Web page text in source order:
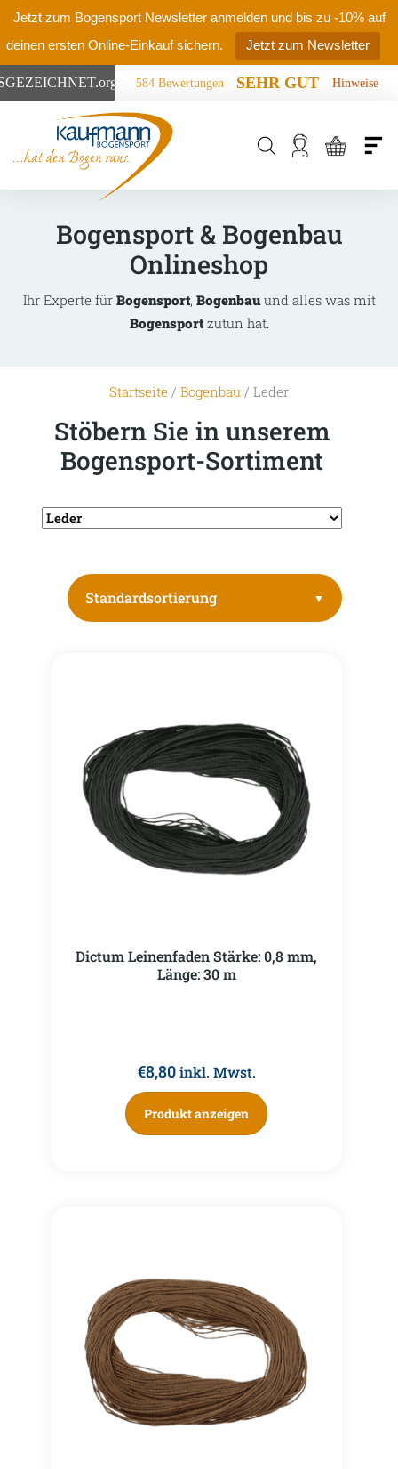
Jetzt zum Bogensport Newsletter anmelden und bis zu -10% auf
deinen ersten Online-Einkauf sichern.
Jetzt zum Newsletter
.org 584 Bewertungen SEHR GUT Hinweise
Products
search
Bogensport & Bogenbau
Onlineshop
Ihr Experte für Bogensport, Bogenbauund alles was mit
Bogensportzutun hat.
Startseite / Bogenbau / Leder
Stöbern Sie in unserem
Bogensport-Sortiment
Dictum Leinenfaden Stärke: 0,8 mm,
Länge: 30 m
€8,80 inkl. Mwst.
Produkt anzeigen